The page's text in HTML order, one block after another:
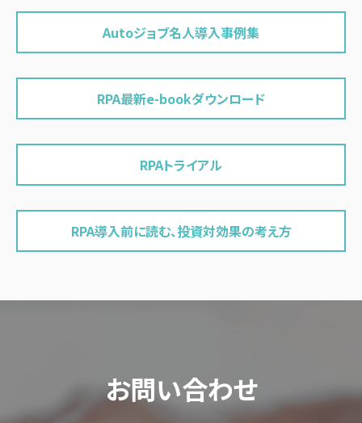
Autoジョブ名人導入事例集
RPA最新e-bookダウンロード
RPAトライアル
RPA導入前に読む、投資対効果の考え方
お問い合わせ